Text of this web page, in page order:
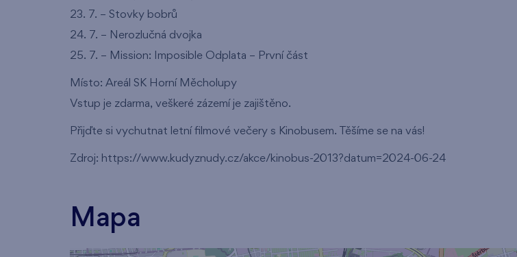
23. 7. – Stovky bobrů
24. 7. – Nerozlučná dvojka
25. 7. – Mission: Imposible Odplata – První část
Místo: Areál SK Horní Měcholupy
Vstup je zdarma, veškeré zázemí je zajištěno.
Přijďte si vychutnat letní filmové večery s Kinobusem. Těšíme se na vás!
Zdroj: https://www.kudyznudy.cz/akce/kinobus-2013?datum=2024-06-24
Mapa